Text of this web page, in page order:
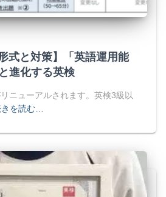
式と対策】「英語運用能
進化する英検
ニューアルされます。英検3級以
を読む…